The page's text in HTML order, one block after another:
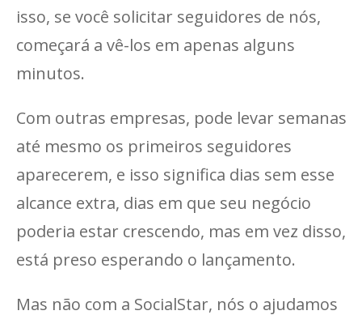
isso, se você solicitar seguidores de nós,
começará a vê-los em apenas alguns
minutos.
Com outras empresas, pode levar semanas
até mesmo os primeiros seguidores
aparecerem, e isso significa dias sem esse
alcance extra, dias em que seu negócio
poderia estar crescendo, mas em vez disso,
está preso esperando o lançamento.
Mas não com a SocialStar, nós o ajudamos